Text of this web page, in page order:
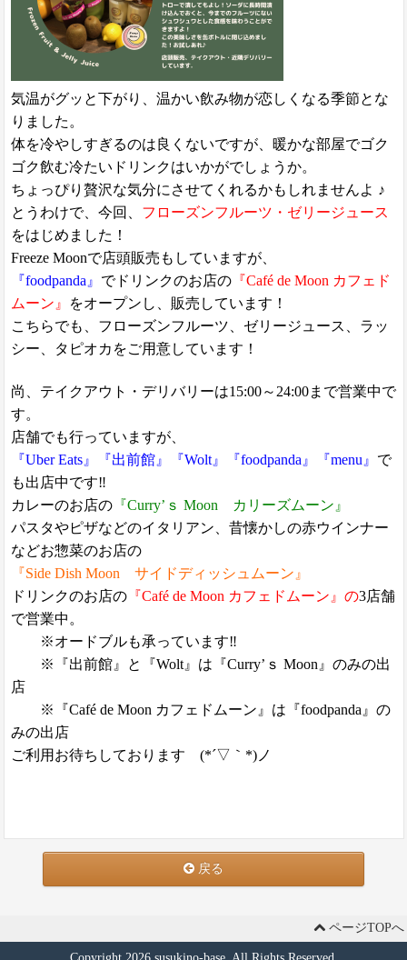
気温がグッと下がり、温かい飲み物が恋しくなる季節とな
りました。
体を冷やしすぎるのは良くないですが、暖かな部屋でゴク
ゴク飲む冷たいドリンクはいかがでしょうか。
ちょっぴり贅沢な気分にさせてくれるかもしれませんよ ♪
とうわけで、今回、 フローズンフルーツ・ゼリージュース
をはじめました！
Freeze Moonで店頭販売もしていますが、
『foodpanda』 でドリンクのお店の『Café de Moon カフェド
ムーン』
をオープンし、販売しています！
こちらでも、フローズンフルーツ、ゼリージュース、ラッ
シー、タピオカをご用意しています！
尚、テイクアウト・デリバリーは15:00～24:00まで営業中で
す。
店舗でも行っていますが、
『Uber Eats』『出前館』『Wolt』『foodpanda』『menu』 で
も出店中です‼
カレーのお店の『Curry’ｓ Moon カリーズムーン』
パスタやピザなどのイタリアン、昔懐かしの赤ウインナー
などお惣菜のお店の
『Side Dish Moon サイドディッシュムーン』
ドリンクのお店の『Café de Moon カフェドムーン』の3店舗
で営業中。
※オードブルも承っています‼
※『出前館』と『Wolt』は『Curry’ｓ Moon』のみの出
店
※『Café de Moon カフェドムーン』は『foodpanda』の
みの出店
ご利用お待ちしております (*´▽｀*)ノ
戻る
ページTOPへ
Copyright 2026 susukino-base. All Rights Reserved.